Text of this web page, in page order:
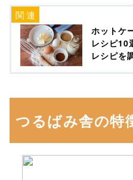
ホットケ
レシピ10
レシピを
つるばみ舎の特